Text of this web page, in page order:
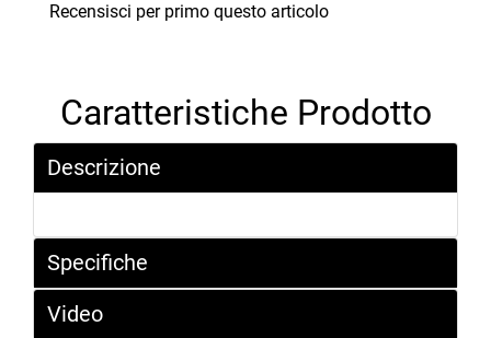
Recensisci per primo questo articolo
Caratteristiche Prodotto
Descrizione
Specifiche
Video